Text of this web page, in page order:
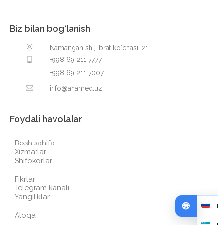
Biz bilan bog‘lanish
Namangan sh., Ibrat ko‘chasi, 21
+998 69 211 7777
+998 69 211 7007
info@anamed.uz
Foydali havolalar
Bosh sahifa
Xizmatlar
Shifokorlar
Fikrlar
Telegram kanali
Yangiliklar
Aloqa